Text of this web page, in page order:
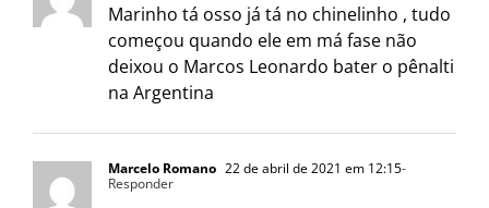
Marinho tá osso já tá no chinelinho , tudo
começou quando ele em má fase não
deixou o Marcos Leonardo bater o pênalti
na Argentina
Marcelo Romano 22 de abril de 2021 em 12:15-
Responder